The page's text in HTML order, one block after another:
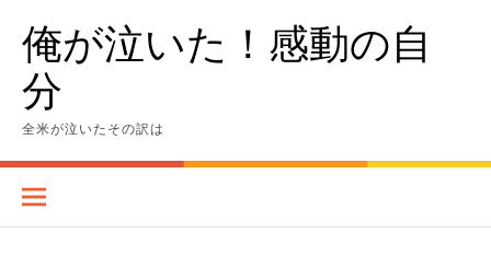
content俺が泣いた！感動の自
分
全米が泣いたその訳は